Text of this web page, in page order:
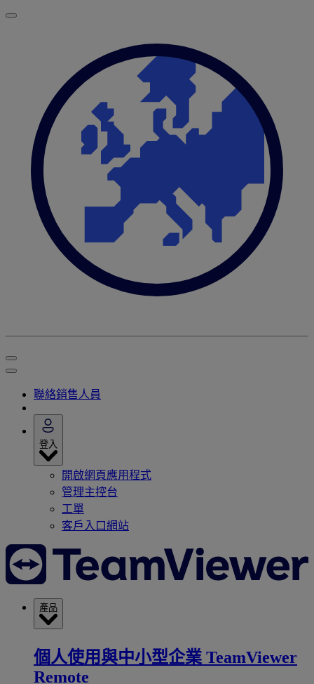
聯絡銷售人員
登入
開啟網頁應用程式
管理主控台
工單
客戶入口網站
產品
個人使用與中小型企業 TeamViewer
Remote